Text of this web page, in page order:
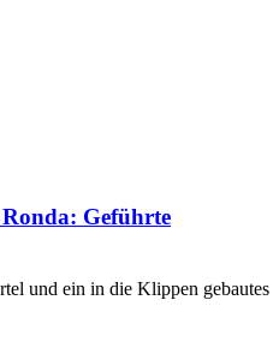
Geführte
und ein in die Klippen gebautes